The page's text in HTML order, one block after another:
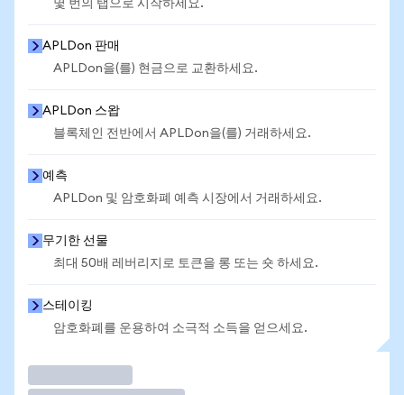
몇 번의 탭으로 시작하세요.
APLDon 판매
APLDon을(를) 현금으로 교환하세요.
APLDon 스왑
블록체인 전반에서 APLDon을(를) 거래하세요.
예측
APLDon 및 암호화폐 예측 시장에서 거래하세요.
무기한 선물
최대 50배 레버리지로 토큰을 롱 또는 숏 하세요.
스테이킹
암호화폐를 운용하여 소극적 소득을 얻으세요.